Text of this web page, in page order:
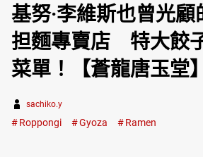
基努·李維斯也曾光
担麵專賣店 特大餃
菜單！【蒼龍唐玉堂】
sachiko.y
Roppongi Gyoza Ramen